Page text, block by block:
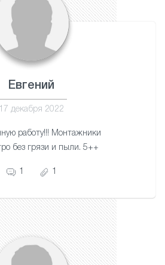
Евгений
17 декабря 2022
работу!!! Монтажники
без грязи и пыли. 5++
1 1